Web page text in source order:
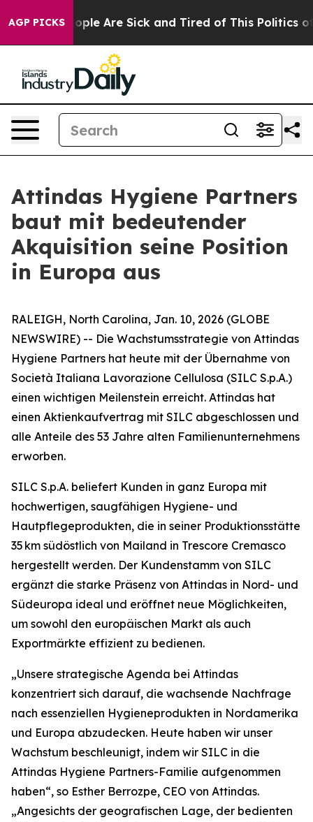
AGP PICKS
Win: “People Are Sick and Tired of This Politics of
Attindas Hygiene Partners
baut mit bedeutender
Akquisition seine Position
in Europa aus
RALEIGH, North Carolina, Jan. 10, 2026 (GLOBE
NEWSWIRE) -- Die Wachstumsstrategie von Attindas
Hygiene Partners hat heute mit der Übernahme von
Società Italiana Lavorazione Cellulosa (SILC S.p.A.)
einen wichtigen Meilenstein erreicht. Attindas hat
einen Aktienkaufvertrag mit SILC abgeschlossen und
alle Anteile des 53 Jahre alten Familienunternehmens
erworben.
SILC S.p.A. beliefert Kunden in ganz Europa mit
hochwertigen, saugfähigen Hygiene- und
Hautpflegeprodukten, die in seiner Produktionsstätte
35 km südöstlich von Mailand in Trescore Cremasco
hergestellt werden. Der Kundenstamm von SILC
ergänzt die starke Präsenz von Attindas in Nord- und
Südeuropa ideal und eröffnet neue Möglichkeiten,
um sowohl den europäischen Markt als auch
Exportmärkte effizient zu bedienen.
„Unsere strategische Agenda bei Attindas
konzentriert sich darauf, die wachsende Nachfrage
nach essenziellen Hygieneprodukten in Nordamerika
und Europa abzudecken. Heute haben wir unser
Wachstum beschleunigt, indem wir SILC in die
Attindas Hygiene Partners-Familie aufgenommen
haben“, so Esther Berrozpe, CEO von Attindas.
„Angesichts der geografischen Lage, der bedienten